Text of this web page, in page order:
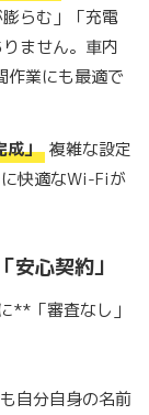
らむ」「充電
ません。車内
作業にも最適で
成」 複雑な設定
快適なWi-Fiが
安心契約」
**「審査なし」
自分自身の名前